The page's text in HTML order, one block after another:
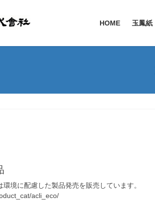
HOME 玉鳳紙
境に配慮した製品発売を販売しています。
acli_eco/